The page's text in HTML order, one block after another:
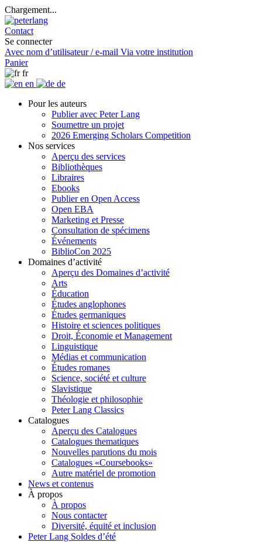
Chargement...
Contact
Se connecter
Avec nom d’utilisateur / e-mail Via votre institution
Panier
fr
en
de
Pour les auteurs
Publier avec Peter Lang
Soumettre un projet
2026 Emerging Scholars Competition
Nos services
Aperçu des services
Bibliothèques
Libraires
Ebooks
Publier en Open Access
Open EBA
Marketing et Presse
Consultation de spécimens
Événements
BiblioCon 2025
Domaines d’activité
Aperçu des Domaines d’activité
Arts
Éducation
Études anglophones
Études germaniques
Histoire et sciences politiques
Droit, Économie et Management
Linguistique
Médias et communication
Études romanes
Science, société et culture
Slavistique
Théologie et philosophie
Peter Lang Classics
Catalogues
Aperçu des Catalogues
Catalogues thematiques
Nouvelles parutions du mois
Catalogues «Coursebooks»
Autre matériel de promotion
News et contenus
À propos
À propos
Nous contacter
Diversité, équité et inclusion
Peter Lang Soldes d’été